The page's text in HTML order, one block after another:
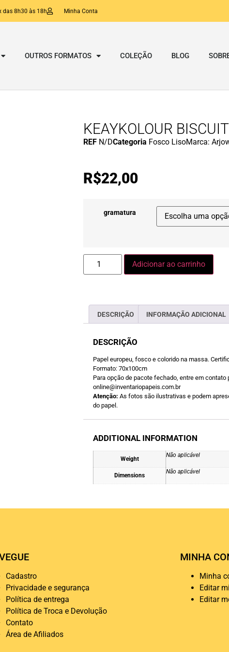
das 8h30 às 18h Minha Conta
OUTROS FORMATOS COLEÇÃO BLOG
KEAYKOLOUR BISCUIT
REF N/DCategoria Fosco LisoMarca:
R$22,00
gramatura
Adicionar ao carrinho
DESCRIÇÃO INFORMAÇÃO ADICIONAL
DESCRIÇÃO
Papel europeu, fosco e colorido na massa.
Formato: 70x100cm
Para opção de pacote fechado, entre em contato
online@inventariopapeis.com.br
Atenção: As fotos são ilustrativas e podem
do papel.
ADDITIONAL INFORMATION
Weight
Não aplicável
Dimensions
Não aplicável
Cadastro
Privacidade e segurança
Política de entrega
Política de Troca e Devolução
Contato
Área de Afiliados
MINHA
Minha
Editar
Editar